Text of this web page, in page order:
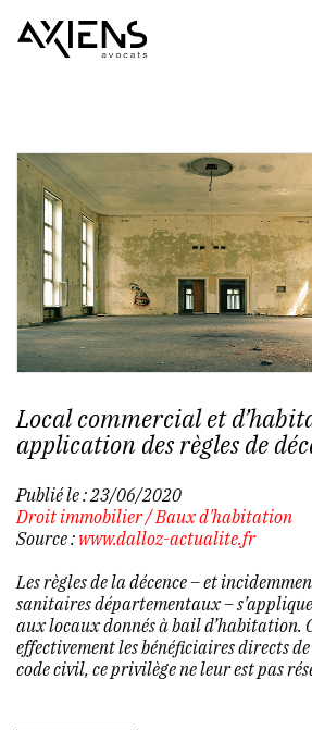
Local commercial et
application des règles de
Publié le :23/06/2020
Droit immobilier/Baux d'habitation
Source : www.dalloz-actualite.fr
Les règles de la décence – et
sanitaires départementaux –
aux locaux donnés à bail d’habitation.
effectivement les bénéficiaires directs
code civil, ce privilège ne leur est pas